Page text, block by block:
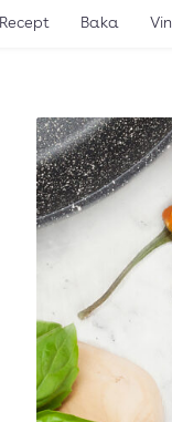
Recept Baka